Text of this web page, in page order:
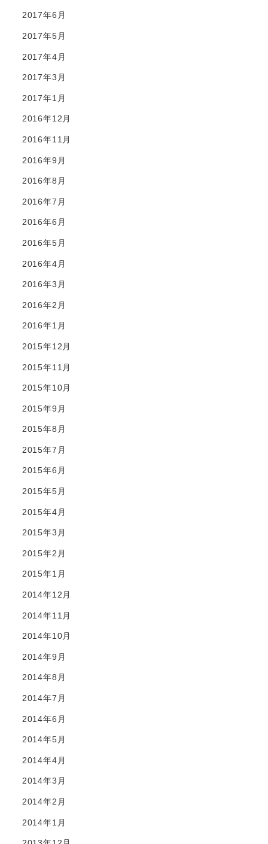
2017年6月
2017年5月
2017年4月
2017年3月
2017年1月
2016年12月
2016年11月
2016年9月
2016年8月
2016年7月
2016年6月
2016年5月
2016年4月
2016年3月
2016年2月
2016年1月
2015年12月
2015年11月
2015年10月
2015年9月
2015年8月
2015年7月
2015年6月
2015年5月
2015年4月
2015年3月
2015年2月
2015年1月
2014年12月
2014年11月
2014年10月
2014年9月
2014年8月
2014年7月
2014年6月
2014年5月
2014年4月
2014年3月
2014年2月
2014年1月